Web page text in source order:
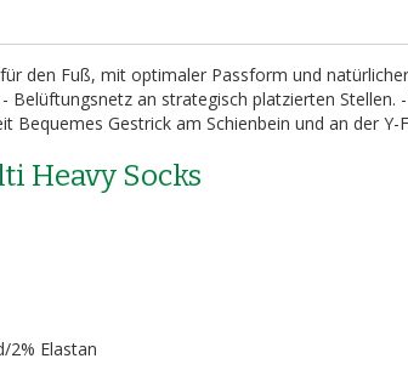
den Fuß, mit optimaler Passform und
Belüftungsnetz an strategisch platzierten Stellen.
Bequemes Gestrick am Schienbein und an der
Heavy Socks
2% Elastan